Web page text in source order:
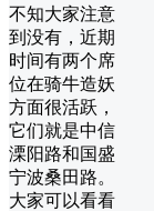
不知大家注意
到没有，近期
时间有两个席
位在骑牛造妖
方面很活跃，
它们就是中信
溧阳路和国盛
宁波桑田路。
大家可以看看